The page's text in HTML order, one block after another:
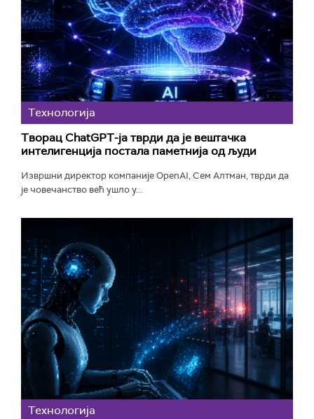
Технологијa
Творац ChatGPT-ја тврди да је вештачка
интелигенција постала паметнија од људи
Извршни директор компаније OpenAI, Сем Алтман, тврди да
је човечанство већ ушло у...
Технологијa